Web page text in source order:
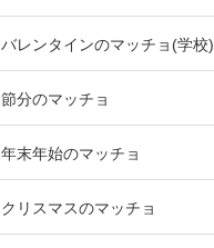
バレンタインのマッチョ(学校)
節分のマッチョ
年末年始のマッチョ
クリスマスのマッチョ